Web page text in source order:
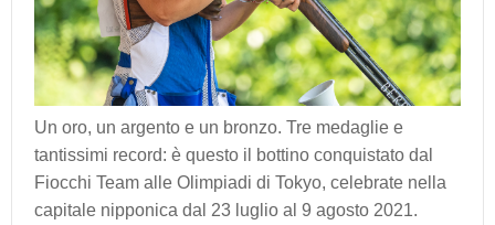
Un oro, un argento e un bronzo. Tre medaglie e
tantissimi record: è questo il bottino conquistato dal
Fiocchi Team alle Olimpiadi di Tokyo, celebrate nella
capitale nipponica dal 23 luglio al 9 agosto 2021.